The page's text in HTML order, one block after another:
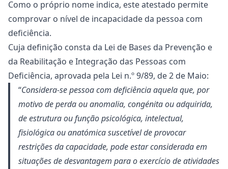
Como o próprio nome indica, este atestado permite
comprovar o nível de incapacidade da pessoa com
deficiência.
Cuja definição consta da Lei de Bases da Prevenção e
da Reabilitação e Integração das Pessoas com
Deficiência, aprovada pela Lei n.º 9/89, de 2 de Maio:
“Considera-se pessoa com deficiência aquela que, por
motivo de perda ou anomalia, congénita ou adquirida,
de estrutura ou função psicológica, intelectual,
fisiológica ou anatómica suscetível de provocar
restrições da capacidade, pode estar considerada em
situações de desvantagem para o exercício de atividades